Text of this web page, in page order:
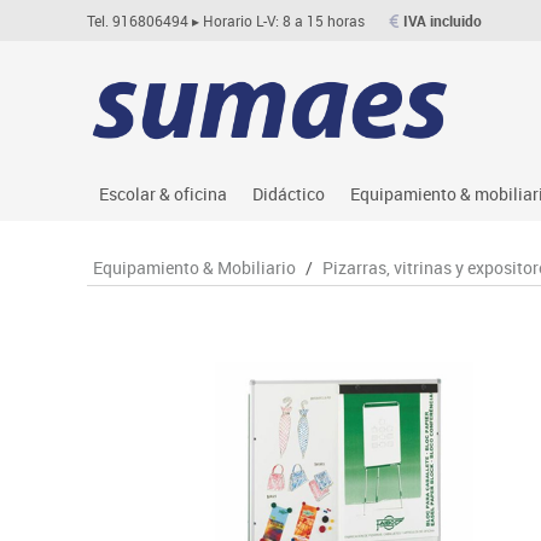
Tel. 916806494▸ Horario L-V: 8 a 15 horas IVA incluido
Escolar & oficina
Archivo
Plastifica, encuaderna, destruye
Didáctico
Asociación y atención
Espacios multisensoriales
Juegos heurísticos
Juegos de mesa
Juegos simbólicos
Equipamiento &
Aulas entornos
Muebles escolares
Percheros, baldas y
Pizarras, vitrinas y
Sillas, bancos y taburetes
Equipamiento & Mobiliario / Pizarras, vitrinas y